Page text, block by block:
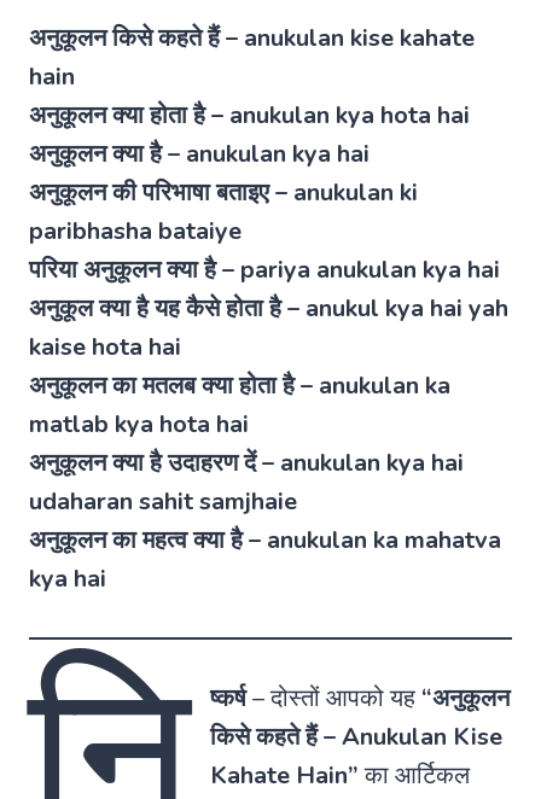
अनुकूलन किसे कहते हैं – anukulan kise kahate
hain
अनुकूलन क्या होता है – anukulan kya hota hai
अनुकूलन क्या है – anukulan kya hai
अनुकूलन की परिभाषा बताइए – anukulan ki
paribhasha bataiye
परिया अनुकूलन क्या है – pariya anukulan kya hai
अनुकूल क्या है यह कैसे होता है – anukul kya hai yah
kaise hota hai
अनुकूलन का मतलब क्या होता है – anukulan ka
matlab kya hota hai
अनुकूलन क्या है उदाहरण दें – anukulan kya hai
udaharan sahit samjhaie
अनुकूलन का महत्व क्या है – anukulan ka mahatva
kya hai
ष्कर्ष–दोस्तों आपको यह“अनुकूलन
किसे कहते हैं – Anukulan Kise
Kahate Hain”का आर्टिकल